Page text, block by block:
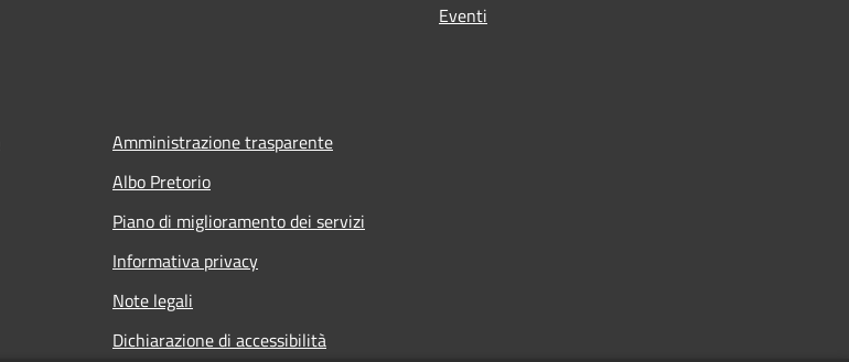
Eventi
Amministrazione trasparente
Albo Pretorio
Piano di miglioramento dei servizi
Informativa privacy
Note legali
Dichiarazione di accessibilità